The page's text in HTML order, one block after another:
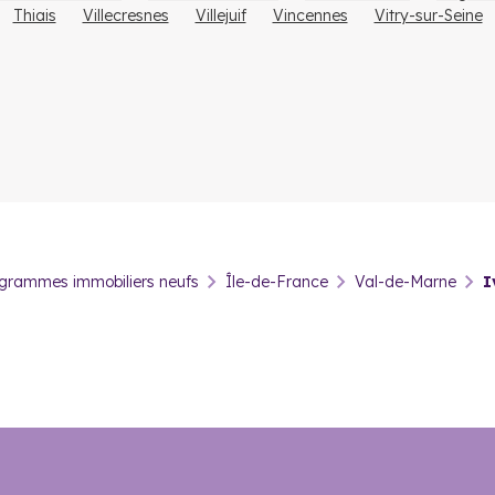
dans l’immobilier neuf à
implantées sur place.
Thiais
Villecresnes Villejuif Vincennes Vitry-sur-Seine
immobiliers neufs Île-de-France Val-de-Marne